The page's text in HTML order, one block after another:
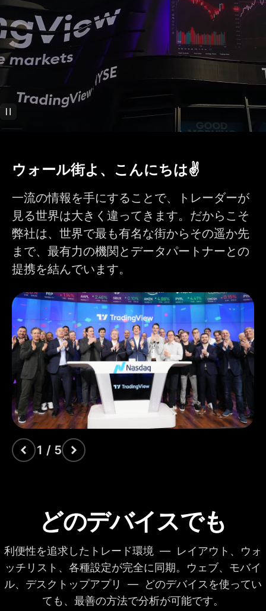
秒足の過去データ
ティックの過去デー
タ
インジケーターリプ
バーリプレイでトレ
ード
テクニカル分析
蔵インジケーター
ティ提供のインジケ
ーター
インジケーターにイ
ンジケーター
チャートごとのイン
ジケーター
2 5 10
カスタムインジケー
ターテンプレート
1
110以上のスマート
描画ツール
出来高プロファイル
インジケーター
タイム・プライス・
オポチュニティ
出来高フットプリン
ローソク足パターン
オート・フィボナッ
チ・リトレースメン
マルチタイムフレー
ウォール街よ、こんにちは✌️
一流の情報を手にすることで、トレーダーが
見る世界は大きく違ってきます。だからこそ
弊社は、世界で最も有名な街からその遥か先
まで、最有力の機関とデータパートナーとの
提携を結んでいます。
1 / 5
どのデバイスでも
利便性を追求したトレード環境 — レイアウト、ウォ
ッチリスト、各種設定が完全に同期。ウェブ、モバイ
ル、デスクトップアプリ — どのデバイスを使ってい
ても、最善の方法で分析が可能です。